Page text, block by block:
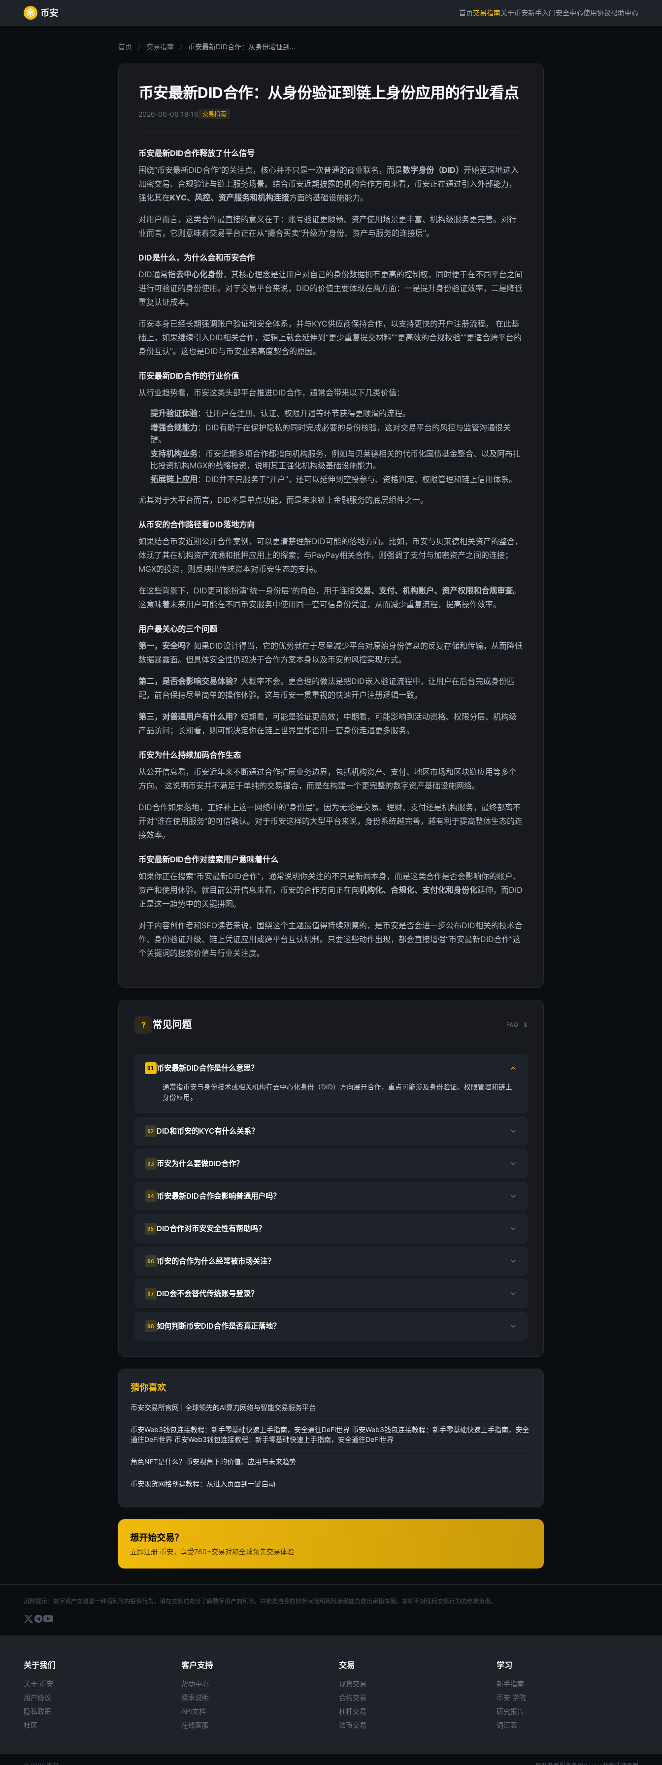
币安 首页交易指南关于币安新手入门安全中心使用协议帮助中心
首页 / 交易指南 / 币安最新DID合作：从身份验证到...
币安最新DID合作：从身份验证到链上身份应用的行业看点
2026-06-06 18:16 交易指南
币安最新DID合作释放了什么信号
围绕“币安最新DID合作”的关注点，核心并不只是一次普通的商业联名，而是数字身份（DID） 开始更深地进入
加密交易、合规验证与链上服务场景。结合币安近期披露的机构合作方向来看，币安正在通过引入外部能力，
强化其在KYC、风控、资产服务和机构连接方面的基础设施能力。
对用户而言，这类合作最直接的意义在于：账号验证更顺畅、资产使用场景更丰富、机构级服务更完善。对行
业而言，它则意味着交易平台正在从“撮合买卖”升级为“身份、资产与服务的连接层”。
DID是什么，为什么会和币安合作
DID通常指去中心化身份，其核心理念是让用户对自己的身份数据拥有更高的控制权，同时便于在不同平台之间
进行可验证的身份使用。对于交易平台来说，DID的价值主要体现在两方面：一是提升身份验证效率，二是降低
重复认证成本。
币安本身已经长期强调账户验证和安全体系，并与KYC供应商保持合作，以支持更快的开户注册流程。 在此基
础上，如果继续引入DID相关合作，逻辑上就会延伸到“更少重复提交材料”“更高效的合规校验”“更适合跨平台的
身份互认”。这也是DID与币安业务高度契合的原因。
币安最新DID合作的行业价值
从行业趋势看，币安这类头部平台推进DID合作，通常会带来以下几类价值：
提升验证体验：让用户在注册、认证、权限开通等环节获得更顺滑的流程。
增强合规能力 ：DID有助于在保护隐私的同时完成必要的身份核验，这对交易平台的风控与监管沟通很关
键。
支持机构业务：币安近期多项合作都指向机构服务，例如与贝莱德相关的代币化国债基金整合、以及阿布扎
比投资机构MGX的战略投资，说明其正强化机构级基础设施能力。
拓展链上应用 ：DID并不只服务于“开户”，还可以延伸到空投参与、资格判定、权限管理和链上信用体系。
尤其对于大平台而言，DID不是单点功能，而是未来链上金融服务的底层组件之一。
从币安的合作路径看DID落地方向
如果结合币安近期公开合作案例，可以更清楚理解DID可能的落地方向。比如，币安与贝莱德相关资产的整合，
体现了其在机构资产流通和抵押应用上的探索；与PayPay相关合作，则强调了支付与加密资产之间的连接；
MGX的投资，则反映出传统资本对币安生态的支持。
在这些背景下，DID更可能扮演“统一身份层”的角色，用于连接交易、支付、机构账户、资产权限和合规审查。
这意味着未来用户可能在不同币安服务中使用同一套可信身份凭证，从而减少重复流程，提高操作效率。
用户最关心的三个问题
第一，安全吗？ 如果DID设计得当，它的优势就在于尽量减少平台对原始身份信息的反复存储和传输，从而降低
数据暴露面。但具体安全性仍取决于合作方案本身以及币安的风控实现方式。
第二，是否会影响交易体验？ 大概率不会。更合理的做法是把DID嵌入验证流程中，让用户在后台完成身份匹
配，前台保持尽量简单的操作体验。这与币安一贯重视的快速开户注册逻辑一致。
第三，对普通用户有什么用？ 短期看，可能是验证更高效；中期看，可能影响到活动资格、权限分层、机构级
产品访问；长期看，则可能决定你在链上世界里能否用一套身份走通更多服务。
币安为什么持续加码合作生态
从公开信息看，币安近年来不断通过合作扩展业务边界，包括机构资产、支付、地区市场和区块链应用等多个
方向。 这说明币安并不满足于单纯的交易撮合，而是在构建一个更完整的数字资产基础设施网络。
DID合作如果落地，正好补上这一网络中的“身份层”。因为无论是交易、理财、支付还是机构服务，最终都离不
开对“谁在使用服务”的可信确认。对于币安这样的大型平台来说，身份系统越完善，越有利于提高整体生态的连
接效率。
币安最新DID合作对搜索用户意味着什么
如果你正在搜索“币安最新DID合作”，通常说明你关注的不只是新闻本身，而是这类合作是否会影响你的账户、
资产和使用体验。就目前公开信息来看，币安的合作方向正在向机构化、合规化、支付化和身份化延伸，而DID
正是这一趋势中的关键拼图。
对于内容创作者和SEO读者来说，围绕这个主题最值得持续观察的，是币安是否会进一步公布DID相关的技术合
作、身份验证升级、链上凭证应用或跨平台互认机制。只要这些动作出现，都会直接增强“币安最新DID合作”这
个关键词的搜索价值与行业关注度。
? 常见问题 FAQ · 8
01 币安最新DID合作是什么意思？
通常指币安与身份技术或相关机构在去中心化身份（DID）方向展开合作，重点可能涉及身份验证、权限管理和链上
身份应用。
02 DID和币安的KYC有什么关系？
03 币安为什么要做DID合作？
04 币安最新DID合作会影响普通用户吗？
05 DID合作对币安安全性有帮助吗？
06 币安的合作为什么经常被市场关注？
07 DID会不会替代传统账号登录？
08 如何判断币安DID合作是否真正落地？
猜你喜欢
币安交易所官网 | 全球领先的AI算力网络与智能交易服务平台
币安Web3钱包连接教程：新手零基础快速上手指南，安全通往DeFi世界 币安Web3钱包连接教程：新手零基础快速上手指南，安全
通往DeFi世界 币安Web3钱包连接教程：新手零基础快速上手指南，安全通往DeFi世界
角色NFT是什么？币安视角下的价值、应用与未来趋势
币安现货网格创建教程：从进入页面到一键启动
想开始交易？
立即注册 币安，享受760+交易对和全球领先交易体验
风险提示：数字资产交易是一种高风险的投资行为。请在交易前充分了解数字资产的风险，并根据自身的财务状况和风险承受能力做出审慎决策。本站不对任何交易行为的结果负责。
关于我们
关于 币安
用户协议
隐私政策
社区
客户支持
帮助中心
费率说明
API文档
在线客服
交易
现货交易
合约交易
杠杆交易
法币交易
学习
新手指南
币安 学院
研究报告
词汇表